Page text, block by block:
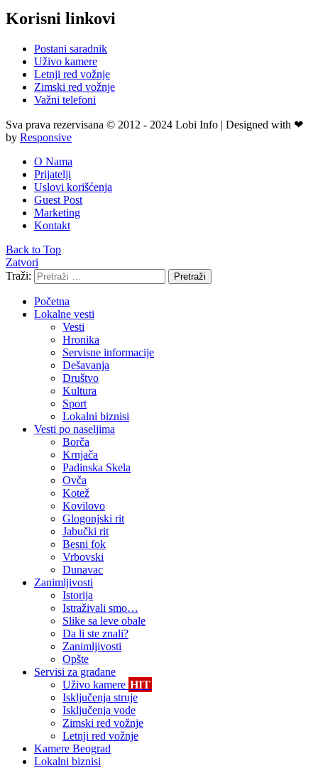
Korisni linkovi
Postani saradnik
Uživo kamere
Letnji red vožnje
Zimski red vožnje
Važni telefoni
Sva prava rezervisana © 2012 - 2024 Lobi Info | Designed with ❤
by Responsive
O Nama
Prijatelji
Uslovi korišćenja
Guest Post
Marketing
Kontakt
Back to Top
Zatvori
Traži:
Pretraži
Početna
Lokalne vesti
Vesti
Hronika
Servisne informacije
Dešavanja
Društvo
Kultura
Sport
Lokalni biznisi
Vesti po naseljima
Borča
Krnjača
Padinska Skela
Ovča
Kotež
Kovilovo
Glogonjski rit
Jabučki rit
Besni fok
Vrbovski
Dunavac
Zanimljivosti
Istorija
Istraživali smo…
Slike sa leve obale
Da li ste znali?
Zanimljivosti
Opšte
Servisi za građane
Uživo kamere HIT
Isključenja struje
Isključenja vode
Zimski red vožnje
Letnji red vožnje
Kamere Beograd
Lokalni biznisi